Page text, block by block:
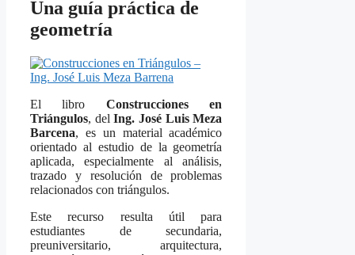
Una guía práctica de
geometría
El libro Construcciones en
Triángulos, delIng. José Luis Meza
Barcena, es un material académico
orientado al estudio de la geometría
aplicada, especialmente al análisis,
trazado y resolución de problemas
relacionados con triángulos.
Este recurso resulta útil para
estudiantes de secundaria,
preuniversitario, arquitectura,